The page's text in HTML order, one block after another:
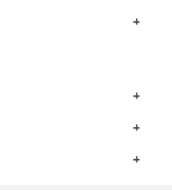
+
+
+
+